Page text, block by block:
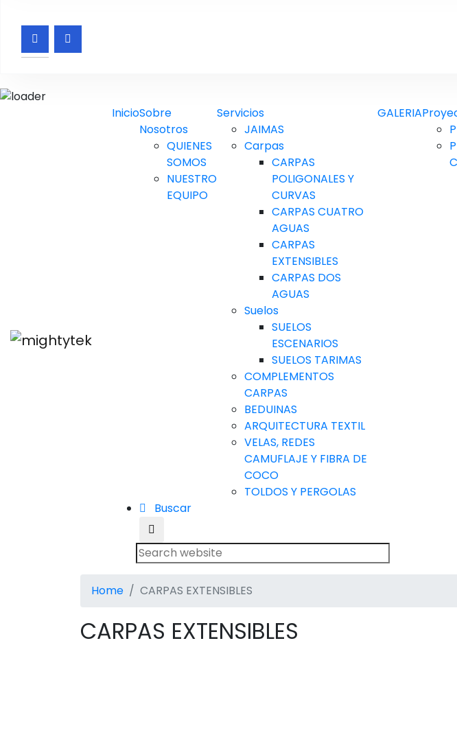
InicioSobre
Nosotros
QUIENES
SOMOS
NUESTRO
EQUIPO
Servicios
JAIMAS
Carpas
CARPAS
POLIGONALES Y
CURVAS
CARPAS CUATRO
AGUAS
CARPAS
EXTENSIBLES
CARPAS DOS
AGUAS
Suelos
SUELOS
ESCENARIOS
SUELOS TARIMAS
COMPLEMENTOS
CARPAS
BEDUINAS
ARQUITECTURA TEXTIL
VELAS, REDES
CAMUFLAJE Y FIBRA DE
COCO
TOLDOS Y PERGOLAS
GALERIA
Buscar
Home CARPAS EXTENSIBLES
CARPAS EXTENSIBLES